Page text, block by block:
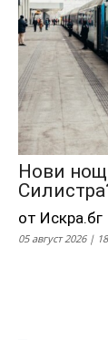
Нови
от Искра.бг
05 август 2026 |